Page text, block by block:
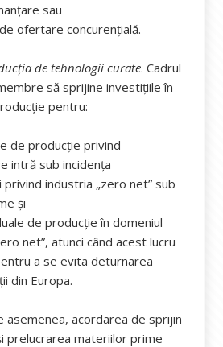
sau
ofertare concurențială.
de tehnologii curate. Cadrul
să sprijine investițiile în
pentru:
de producție privind
intră sub incidența
privind industria „zero net” sub
și
de producție în domeniul
net”, atunci când acest lucru
a se evita deturnarea
din Europa.
asemenea, acordarea de sprijin
prelucrarea materiilor prime